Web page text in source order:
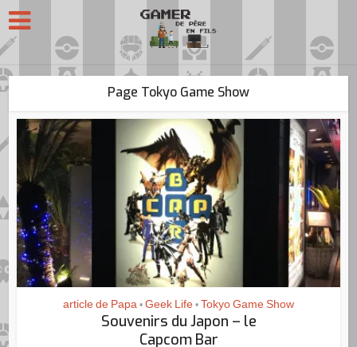
Page Tokyo Game Show
article de Papa • Geek Life • Tokyo Game Show
Souvenirs du Japon – le
Capcom Bar